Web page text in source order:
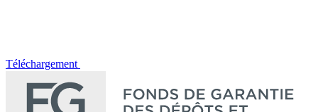
Téléchargement